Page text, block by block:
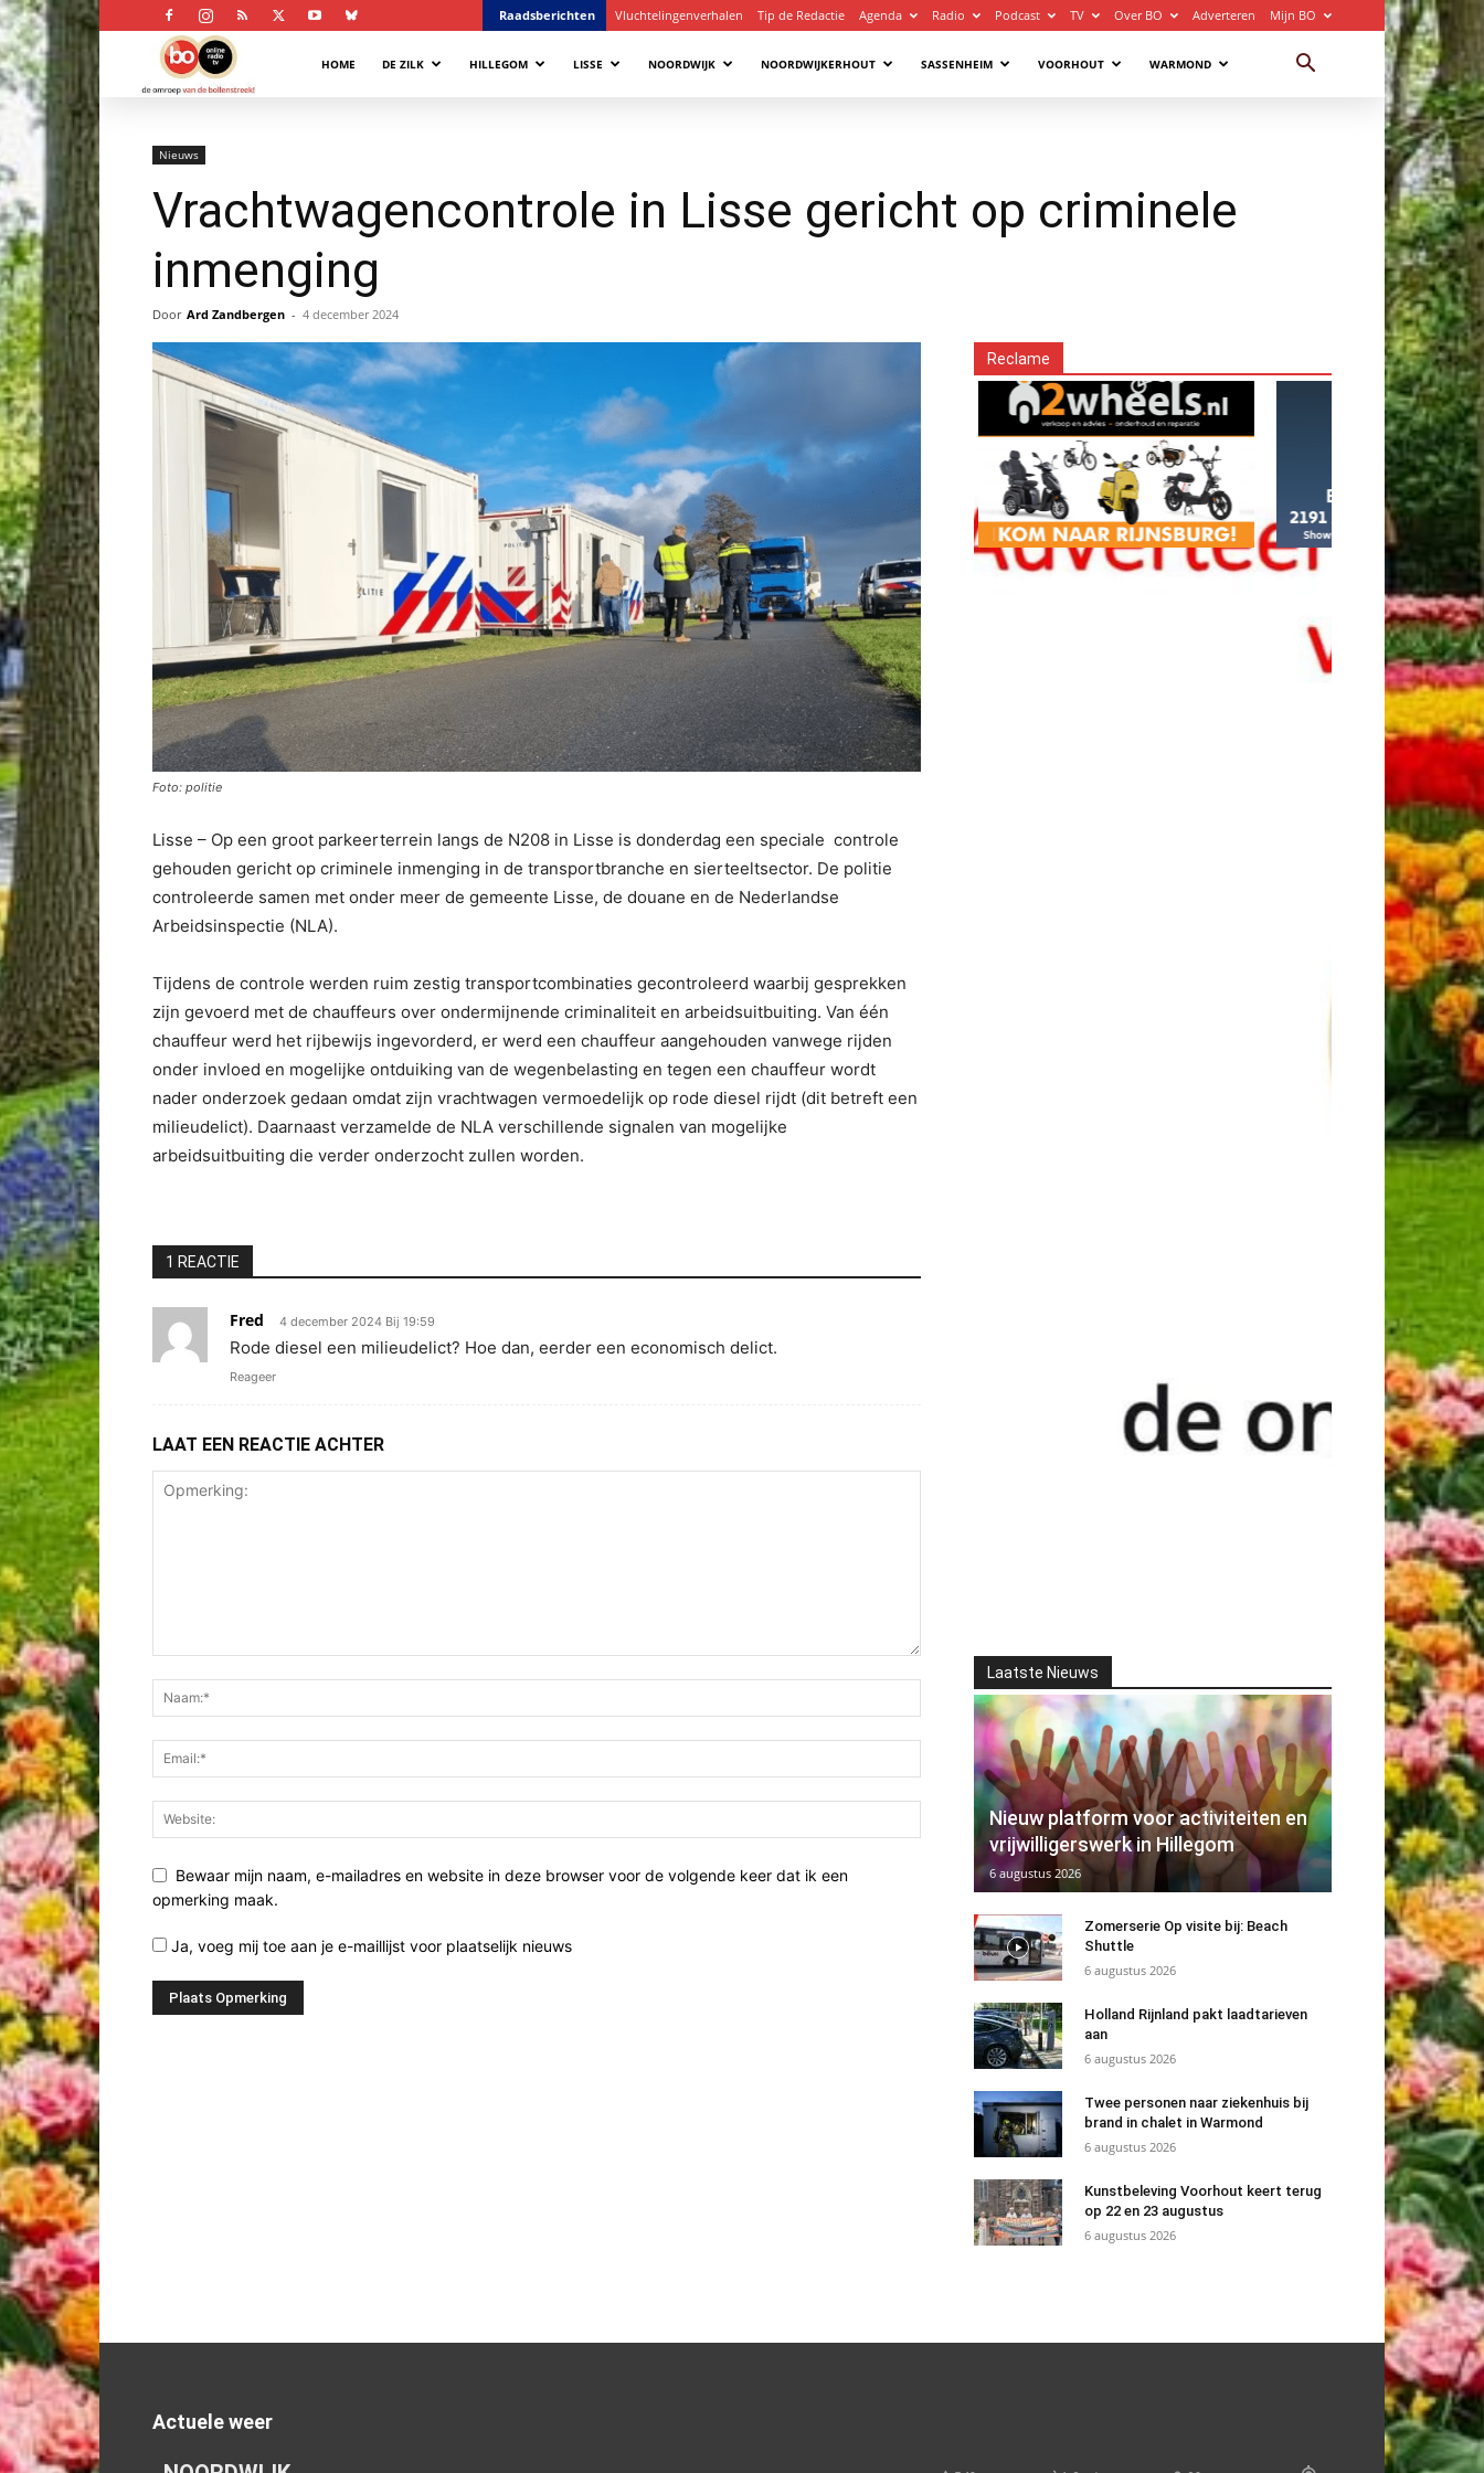
Raadsberichten Vluchtelingenverhalen Tip de Redactie Agenda Radio Podcast TV Over BO Adverteren Mijn BO
Bollenstreek
HOME DE ZILK HILLEGOM LISSE NOORDWIJK NOORDWIJKERHOUT SASSENHEIM VOORHOUT WARMOND
Nieuws
Vrachtwagencontrole in Lisse gericht op criminele
inmenging
Door Ard Zandbergen - 4 december 2024
Foto: politie
Lisse – Op een groot parkeerterrein langs de N208 in Lisse is donderdag een speciale controle
gehouden gericht op criminele inmenging in de transportbranche en sierteeltsector. De politie
controleerde samen met onder meer de gemeente Lisse, de douane en de Nederlandse
Arbeidsinspectie (NLA).
Tijdens de controle werden ruim zestig transportcombinaties gecontroleerd waarbij gesprekken
zijn gevoerd met de chauffeurs over ondermijnende criminaliteit en arbeidsuitbuiting. Van één
chauffeur werd het rijbewijs ingevorderd, er werd een chauffeur aangehouden vanwege rijden
onder invloed en mogelijke ontduiking van de wegenbelasting en tegen een chauffeur wordt
nader onderzoek gedaan omdat zijn vrachtwagen vermoedelijk op rode diesel rijdt (dit betreft een
milieudelict). Daarnaast verzamelde de NLA verschillende signalen van mogelijke
arbeidsuitbuiting die verder onderzocht zullen worden.
1 REACTIE
Fred 4 december 2024 Bij 19:59
Rode diesel een milieudelict? Hoe dan, eerder een economisch delict.
Reageer
LAAT EEN REACTIE ACHTER
Bewaar mijn naam, e-mailadres en website in deze browser voor de volgende keer dat ik een
opmerking maak.
Ja, voeg mij toe aan je e-maillijst voor plaatselijk nieuws
Reclame
Laatste Nieuws
Nieuw platform voor activiteiten en
vrijwilligerswerk in Hillegom
6 augustus 2026
Zomerserie Op visite bij: Beach
Shuttle
6 augustus 2026
Holland Rijnland pakt laadtarieven
aan
6 augustus 2026
Twee personen naar ziekenhuis bij
brand in chalet in Warmond
6 augustus 2026
Kunstbeleving Voorhout keert terug
op 22 en 23 augustus
6 augustus 2026
Actuele weer